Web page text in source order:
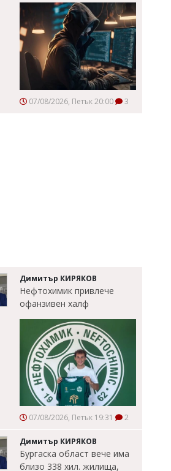
07/08/2026, Петък 20:00 3
Димитър КИРЯКОВ
Нефтохимик привлече
офанзивен халф
07/08/2026, Петък 19:31 2
Димитър КИРЯКОВ
Бургаска област вече има
близо 338 хил. жилища,